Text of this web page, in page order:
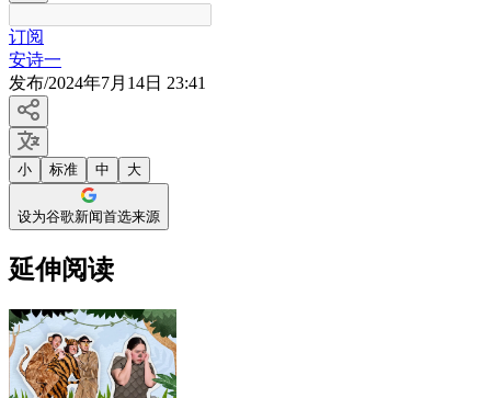
订阅
安诗一
发布/2024年7月14日 23:41
小 标准 中 大
设为谷歌新闻首选来源
延伸阅读